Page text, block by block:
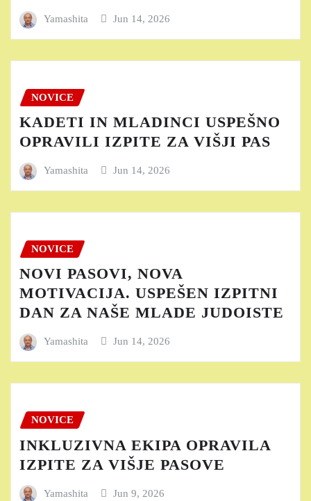
Yamashita Jun 14, 2026
NOVICE
KADETI IN MLADINCI USPEŠNO
OPRAVILI IZPITE ZA VIŠJI PAS
Yamashita Jun 14, 2026
NOVICE
NOVI PASOVI, NOVA
MOTIVACIJA. USPEŠEN IZPITNI
DAN ZA NAŠE MLADE JUDOISTE
Yamashita Jun 14, 2026
NOVICE
INKLUZIVNA EKIPA OPRAVILA
IZPITE ZA VIŠJE PASOVE
Yamashita Jun 9, 2026